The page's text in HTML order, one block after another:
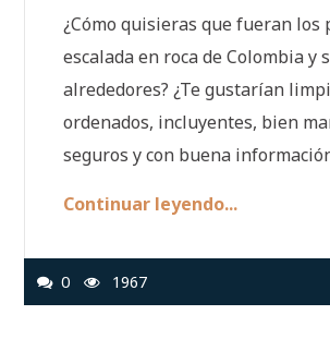
¿Cómo quisieras que fueran los
escalada en roca de Colombia y
alrededores? ¿Te gustarían
ordenados, incluyentes, bien
seguros y con buena
Continuar leyendo...
0 1967